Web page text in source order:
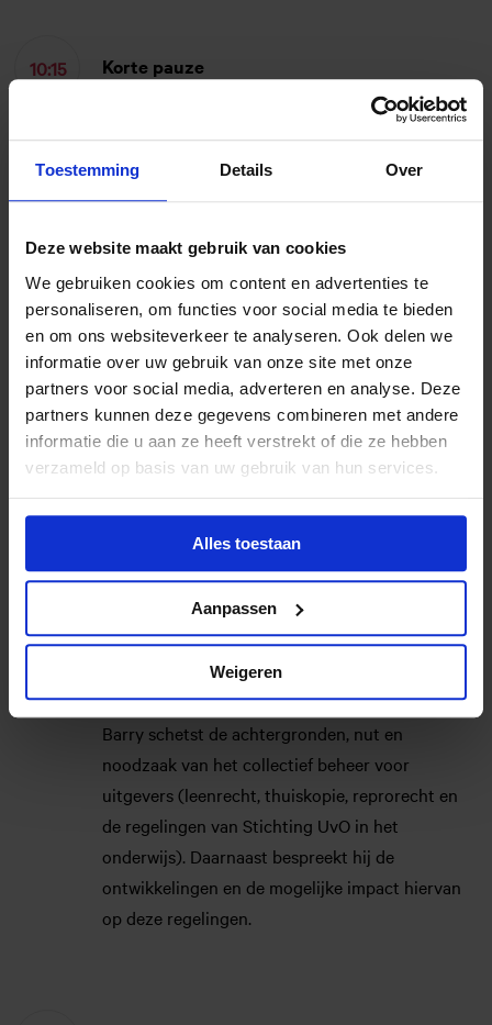
Toestemming Details Over
Deze website maakt gebruik van cookies
We gebruiken cookies om content en advertenties te
personaliseren, om functies voor social media te bieden
en om ons websiteverkeer te analyseren. Ook delen we
informatie over uw gebruik van onze site met onze
partners voor social media, adverteren en analyse. Deze
partners kunnen deze gegevens combineren met andere
informatie die u aan ze heeft verstrekt of die ze hebben
verzameld op basis van uw gebruik van hun services.
Alles toestaan
Aanpassen
Weigeren
10:15 Korte pauze
10:30
Auteursrecht, update nieuwste
ontwikkelingen, door Martijn David
Martijn gaat in op een aantal uitspraken van
rechters en andere nieuwe ontwikkelingen in het
auteursrecht en aanverwante gebieden zoals de
nieuwe toegankelijkheidwetgeving voor e-books
en websites en juridische (Europese)
ontwikkelingen inzake AI.
11:15
Het bonte landschap van collectieve
regelingen en de impact van de digitale
versnelling, door Barry Pijnacker
Barry schetst de achtergronden, nut en
noodzaak van het collectief beheer voor
uitgevers (leenrecht, thuiskopie, reprorecht en
de regelingen van Stichting UvO in het
onderwijs). Daarnaast bespreekt hij de
ontwikkelingen en de mogelijke impact hiervan
op deze regelingen.